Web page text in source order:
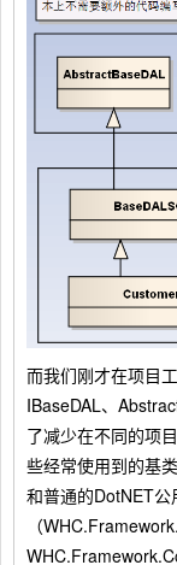
而我们刚才在项目
IBaseDAL、
了减少在不同的项
些经常使用到的基
和普通的DotNET
（